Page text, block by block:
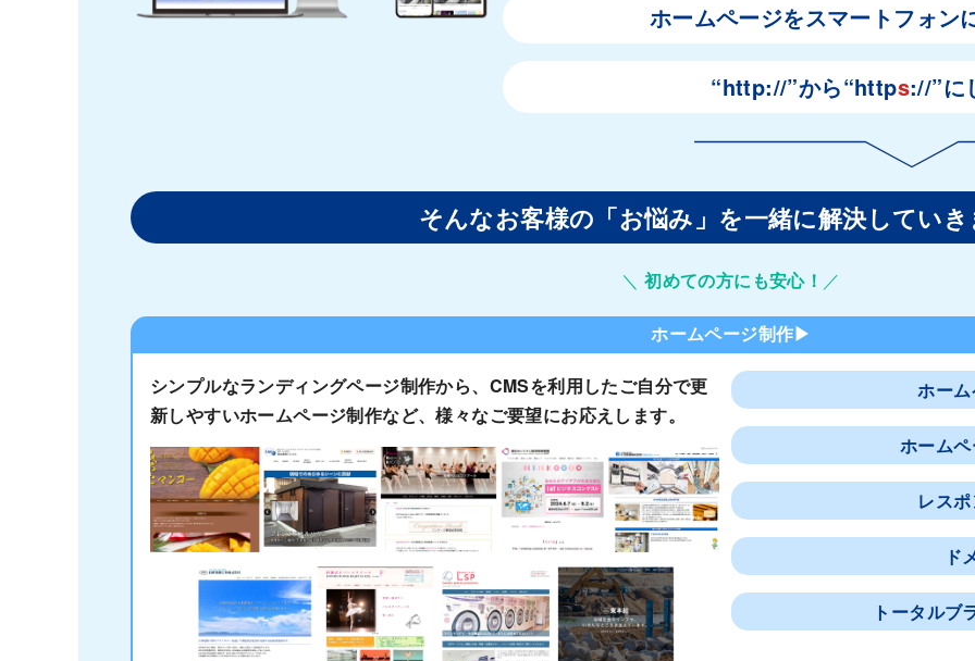
ホームページをスマートフォン
“http://”から“https://”に
そんなお客様の「お悩み」を一緒に解決してい
＼初めての方にも安心！ ／
ホームページ制作▶
シンプルなランディングページ制作から、CMSを利用したご自分で更
新しやすいホームページ制作など、様々なご要望にお応えします。
ホー
ホーム
レス
ド
トータルブ